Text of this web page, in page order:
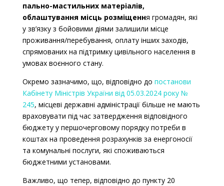
пально-мастильних матеріалів,
облаштування місць розміщення громадян, які
у зв’язку з бойовими діями залишили місце
проживання/перебування, оплату інших заходів,
спрямованих на підтримку цивільного населення в
умовах воєнного стану.
Окремо зазначимо, що, відповідно до постанови
Кабінету Міністрів України від 05.03.2024 року №
245, місцеві державні адміністрації більше не мають
враховувати під час затвердження відповідного
бюджету у першочерговому порядку потреби в
коштах на проведення розрахунків за енергоносії
та комунальні послуги, які споживаються
бюджетними установами.
Важливо, що тепер, відповідно до пункту 20